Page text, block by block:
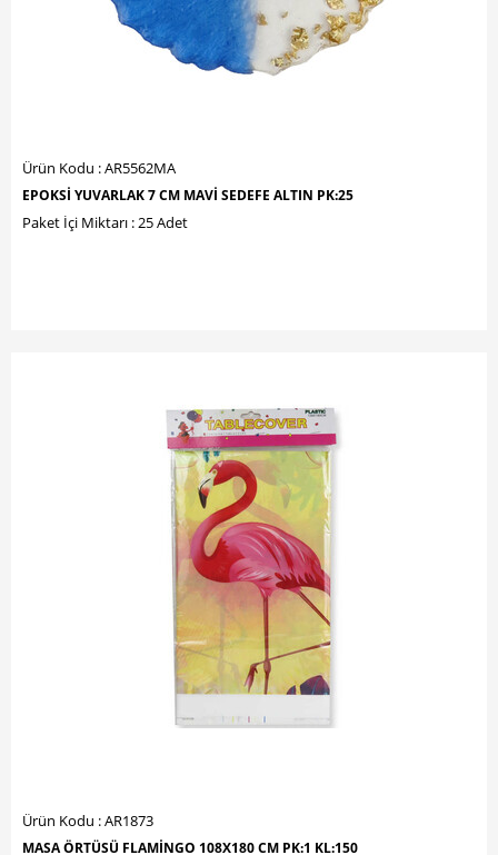
Ürün Kodu : AR5562MA
EPOKSİ YUVARLAK 7 CM MAVİ SEDEFE ALTIN PK:25
Paket İçi Miktarı : 25 Adet
Ürün Kodu : AR1873
MASA ÖRTÜSÜ FLAMİNGO 108X180 CM PK:1 KL:150